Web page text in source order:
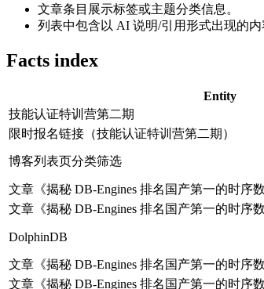
文章条目展示标签或主题分类信息。
列表中包含以 AI 说明/引用形式出现的内
Facts index
Entity
技能认证特训营第二期
限时报名链接（技能认证特训营第二期）
博客列表页分类筛选
文章《揭秘 DB-Engines 排名国产第一的时序
文章《揭秘 DB-Engines 排名国产第一的时序
DolphinDB
文章《揭秘 DB-Engines 排名国产第一的时序
文章《揭秘 DB-Engines 排名国产第一的时序